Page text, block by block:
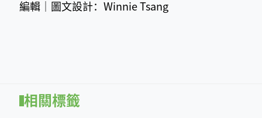
編輯│圖文設計：Winnie Tsang
相關標籤